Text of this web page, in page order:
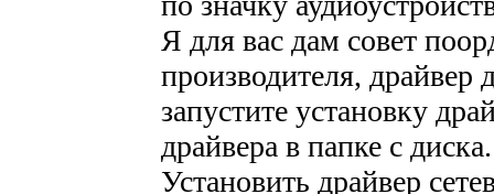
Я для вас дам совет
производителя, драйвер
запустите установку
драйвера в папке с диска.
Установить драйвер